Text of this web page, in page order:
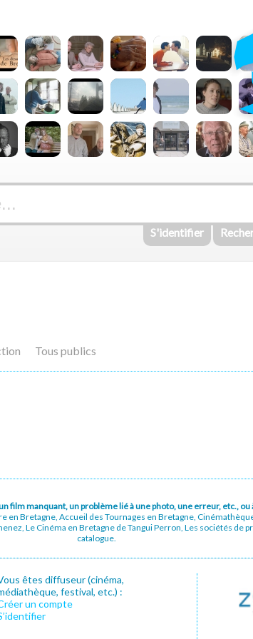
S'identifier
Tous publics
film manquant, un problème lié à une photo, une erreur, etc.,
en Bretagne, Accueil des Tournages en Bretagne,
Le Cinéma en Bretagne de Tangui Perron, Les sociétés de
catalogue.
êtes diffuseur (cinéma,
festival, etc.) :
un compte